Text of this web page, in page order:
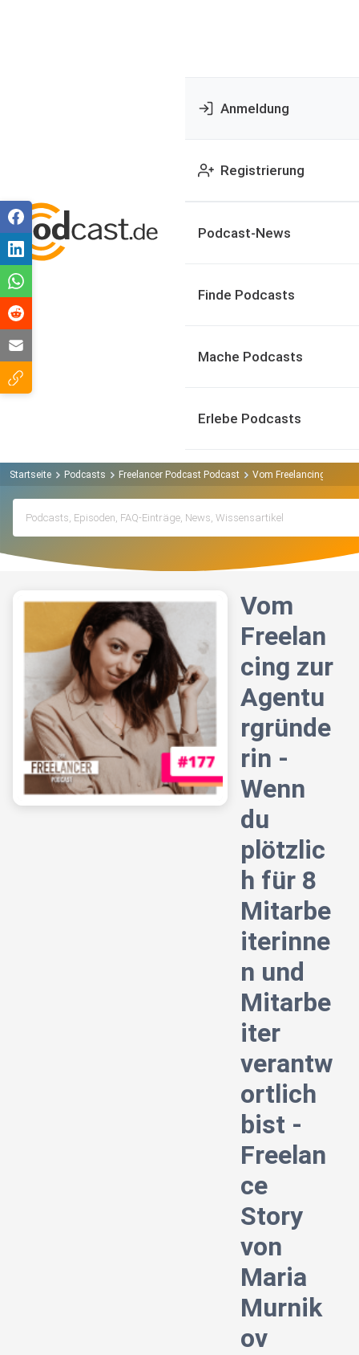
Anmeldung
Registrierung
Podcast-News
Finde Podcasts
Mache Podcasts
Erlebe Podcasts
Startseite Podcasts Freelancer Podcast Podcast Vom Freelancing zur
Vom
Freelan
cing zur
Agentu
rgründe
rin -
Wenn
du
plötzlic
h für 8
Mitarbe
iterinne
n und
Mitarbe
iter
verantw
ortlich
bist -
Freelan
ce
Story
von
Maria
Murnik
ov